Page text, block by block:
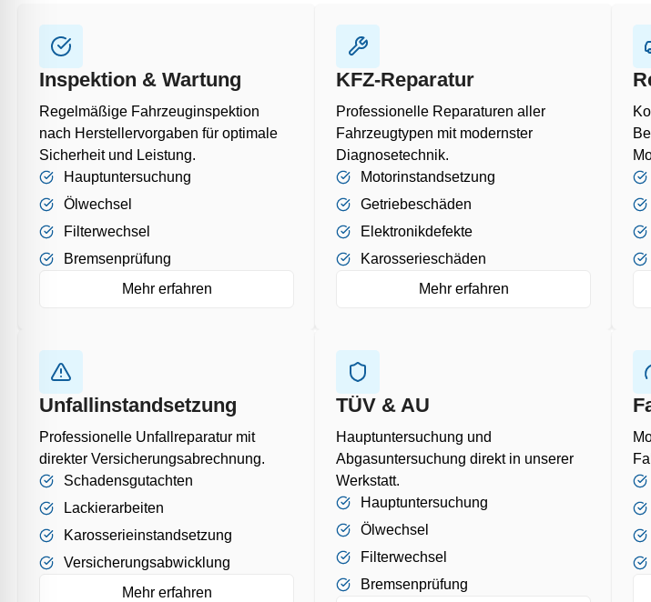
Inspektion & Wartung
Regelmäßige Fahrzeuginspektion
nach Herstellervorgaben für optimale
Sicherheit und Leistung.
Hauptuntersuchung
Ölwechsel
Filterwechsel
Bremsenprüfung
Mehr erfahren
KFZ-Reparatur
Professionelle Reparaturen aller
Fahrzeugtypen mit modernster
Diagnosetechnik.
Motorinstandsetzung
Getriebeschäden
Elektronikdefekte
Karosserieschäden
Mehr erfahren
Unfallinstandsetzung
Professionelle Unfallreparatur mit
direkter Versicherungsabrechnung.
Schadensgutachten
Lackierarbeiten
Karosserieinstandsetzung
Versicherungsabwicklung
Mehr erfahren
TÜV & AU
Hauptuntersuchung und
Abgasuntersuchung direkt in unserer
Werkstatt.
Hauptuntersuchung
Ölwechsel
Filterwechsel
Bremsenprüfung